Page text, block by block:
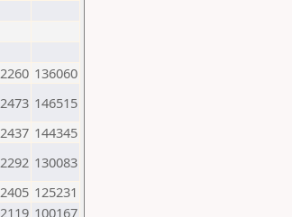
2260 136060
2473 146515
2437 144345
2292 130083
2405 125231
2119 100167